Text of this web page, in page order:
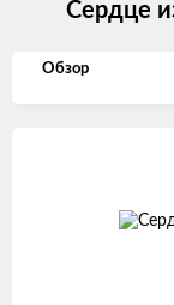
Сердце
Обзор